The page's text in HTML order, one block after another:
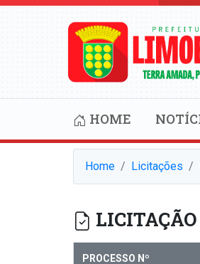
HOME
Home Licitações
LICITAÇÃO
PROCESSO Nº